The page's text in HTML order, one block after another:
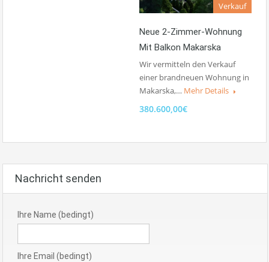
Verkauf
Neue 2-Zimmer-Wohnung
Mit Balkon Makarska
Wir vermitteln den Verkauf
einer brandneuen Wohnung in
Makarska,… Mehr Details
380.600,00€
Nachricht senden
Ihre Name (bedingt)
Ihre Email (bedingt)